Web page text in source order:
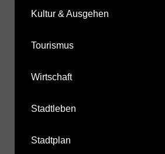
Kultur & Ausgehen
Tourismus
Wirtschaft
Stadtleben
Stadtplan